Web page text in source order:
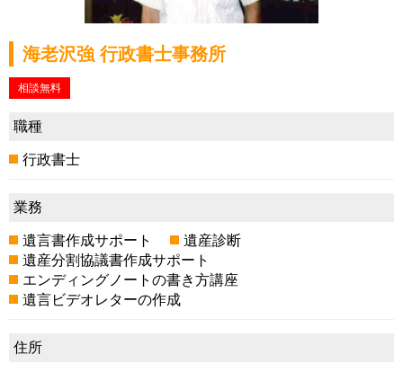
海老沢強 行政書士事務所
相談無料
職種
行政書士
業務
遺言書作成サポート
遺産診断
遺産分割協議書作成サポート
エンディングノートの書き方講座
遺言ビデオレターの作成
住所